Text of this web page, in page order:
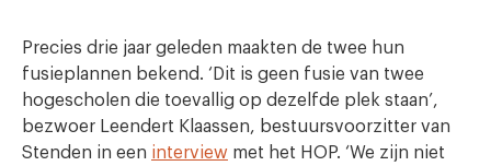
Precies drie jaar geleden maakten de twee hun
fusieplannen bekend. ‘Dit is geen fusie van twee
hogescholen die toevallig op dezelfde plek staan’,
bezwoer Leendert Klaassen, bestuursvoorzitter van
Stenden in een interview met het HOP. ‘We zijn niet